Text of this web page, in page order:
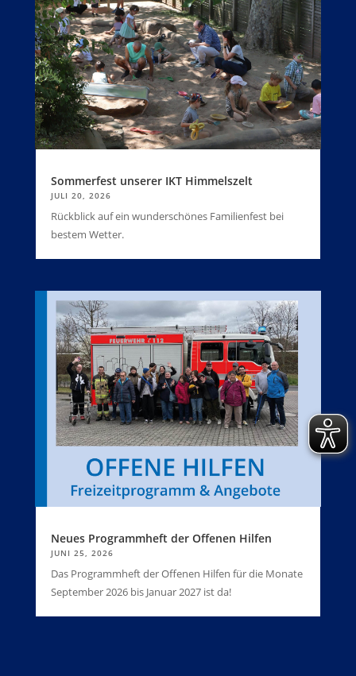
Sommerfest unserer IKT Himmelszelt
JULI 20, 2026
Rückblick auf ein wunderschönes Familienfest bei
bestem Wetter.
Neues Programmheft der Offenen Hilfen
JUNI 25, 2026
Das Programmheft der Offenen Hilfen für die Monate
September 2026 bis Januar 2027 ist da!